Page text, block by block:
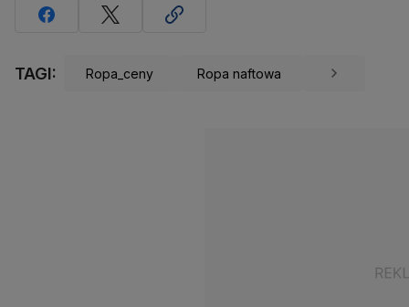
TAGI: Ropa_ceny Ropa naftowa